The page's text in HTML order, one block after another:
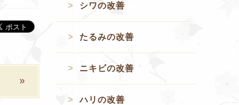
シワの改善
たるみの改善
ニキビの改善
ハリの改善